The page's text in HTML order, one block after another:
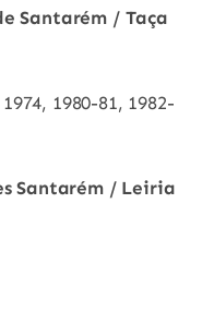
Santarém / Taça
1980-81, 1982-
Santarém / Leiria